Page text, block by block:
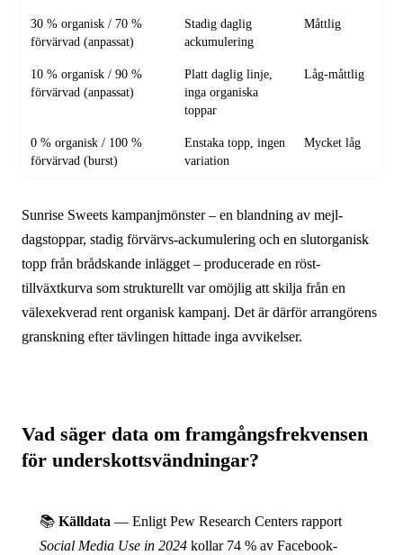
30 % organisk / 70 %
förvärvad (anpassat)
Stadig daglig
ackumulering
Måttlig
10 % organisk / 90 %
förvärvad (anpassat)
Platt daglig linje,
inga organiska
toppar
Låg-måttlig
0 % organisk / 100 %
förvärvad (burst)
Enstaka topp, ingen
variation
Mycket låg
Sunrise Sweets kampanjmönster – en blandning av mejl-
dagstoppar, stadig förvärvs-ackumulering och en slutorganisk
topp från brådskande inlägget – producerade en röst-
tillväxtkurva som strukturellt var omöjlig att skilja från en
välexekverad rent organisk kampanj. Det är därför arrangörens
granskning efter tävlingen hittade inga avvikelser.
Vad säger data om framgångsfrekvensen
för underskottsvändningar?
📚 Källdata — Enligt Pew Research Centers rapport
Social Media Use in 2024 kollar 74 % av Facebook-